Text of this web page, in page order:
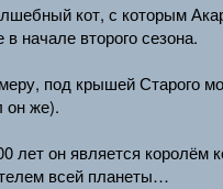
кот, с которым
в начале второго сезона.
под крышей Старого
он же).
лет он является королём
всей планеты…